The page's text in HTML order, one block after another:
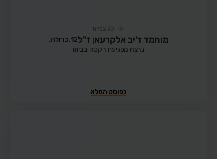
50 צפיות
מוחמד ד'יב אלקרעאן ז"ל12, כוחלה,
נרצח מפגיעת רקטה בביתו
לפוסט המלא